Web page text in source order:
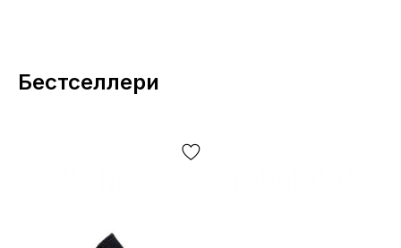
Бестселлери